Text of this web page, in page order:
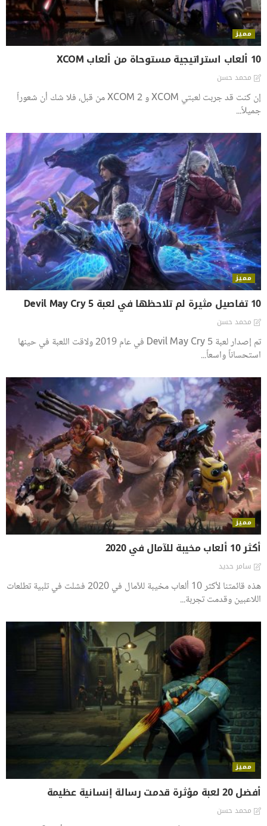
مميز
10 ألعاب استراتيجية مستوحاة من ألعاب XCOM
محمد حسن
إن كنت قد جربت لعبتي XCOM و XCOM 2 من قبل، فلا شك أن شعوراً
جميلاً...
مميز
10 تفاصيل مثيرة لم تلاحظها في لعبة Devil May Cry 5
محمد حسن
تم إصدار لعبة Devil May Cry 5 في عام 2019 ولاقت اللعبة في حينها
استحساناً واسعاً...
مميز
أكثر 10 ألعاب مخيبة للآمال في 2020
سامر حديد
هذه قائمتنا لأكثر 10 ألعاب مخيبة للآمال في 2020 فشلت في تلبية تطلعات
اللاعبين وقدمت تجربة...
مميز
أفضل 20 لعبة مؤثرة قدمت رسالة إنسانية عظيمة
محمد حسن